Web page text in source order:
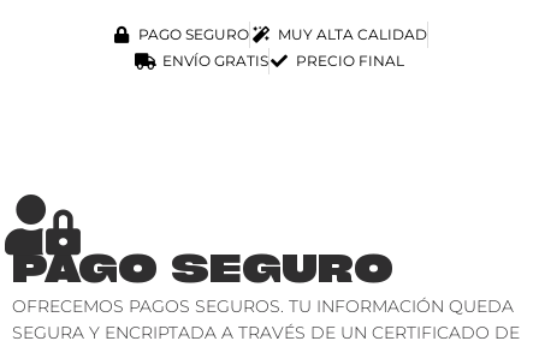
PAGO SEGURO
MUY ALTA CALIDAD
ENVÍO GRATIS
PRECIO FINAL
PAGO SEGURO
OFRECEMOS PAGOS SEGUROS. TU INFORMACIÓN QUEDA
SEGURA Y ENCRIPTADA A TRAVÉS DE UN CERTIFICADO DE